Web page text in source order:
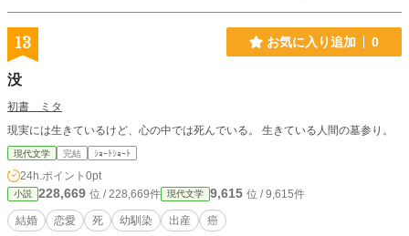
13 お気に入り追加 0
没
初書 ミタ
現実には生きているけど、心の中では死んでいる。 生きている人間の墓参り。
現代文学 完結 ｼｮｰﾄｼｮｰﾄ
24h.ポイント 0pt
小説 228,669 位 / 228,669件 現代文学 9,615 位 / 9,615件
結婚 恋愛 死 幼馴染 出産 癌